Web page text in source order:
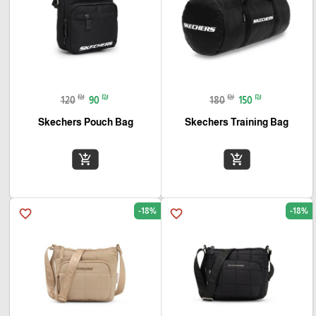
180 ₪ 150 ₪
Skechers Training Bag
add_shopping_cart
120 ₪ 90 ₪
Skechers Pouch Bag
add_shopping_cart
favorite_border -18%
favorite_border -18%